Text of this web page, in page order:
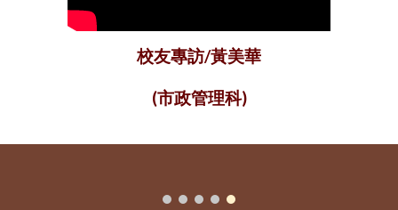
校友專訪/黃美華
(市政管理科)